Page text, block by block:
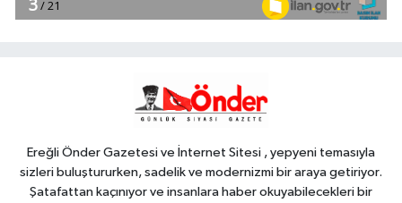
yüzücüleri sertifikalarını aldı
gençleri İzmir'de
Ereğli Önder Gazetesi ve İnternet Sitesi , yepyeni temasıyla
sizleri buluştururken, sadelik ve modernizmi bir araya getiriyor.
Şatafattan kaçınıyor ve insanlara haber okuyabilecekleri bir